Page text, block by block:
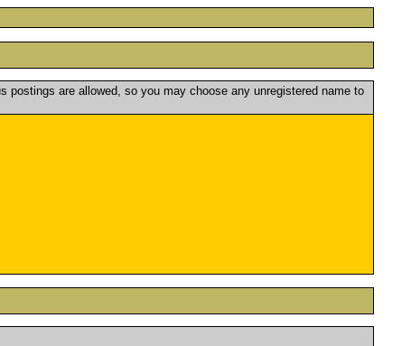
postings are allowed, so you may choose any unregistered name to